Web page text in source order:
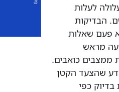
לעלות
הבדיקות
פעם שאלות
מראש
ממצבים כואבים.
שהצעד הקטן
כפי